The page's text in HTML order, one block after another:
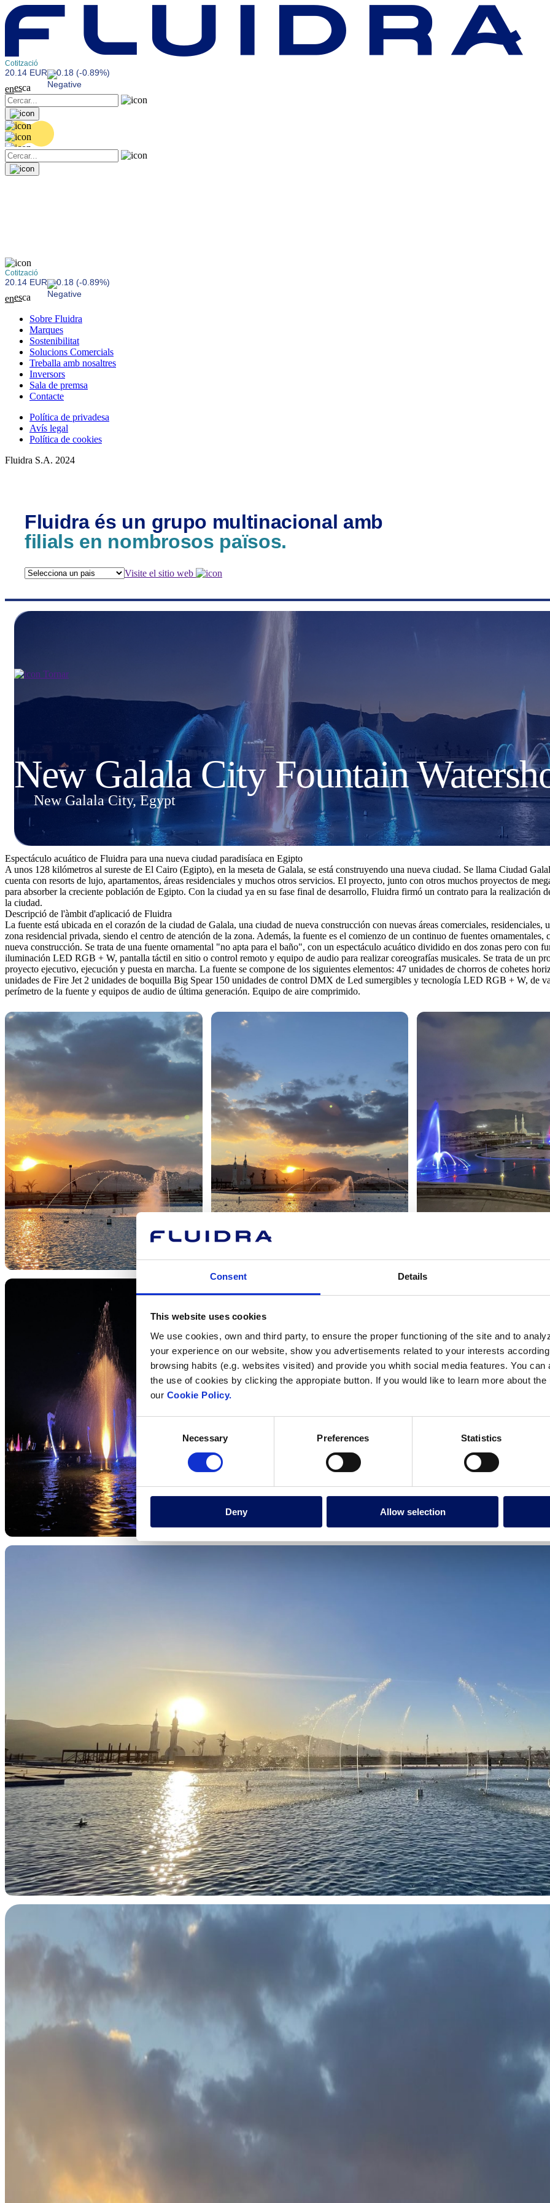
Consent Details
This website uses cookies
We use cookies, own and third party, to ensure the proper functioning of the site and to
your experience on our website, show you advertisements related to your interests
browsing habits (e.g. websites visited) and provide you whith social media features. You
the use of cookies by clicking the appropiate button. If you would like to learn more about
our Cookie Policy.
Selection
Necessary Preferences Statistics
Deny Allow selection
Cotització
20.14 EUR -0.18 (-0.89%)
enesca
Cotització
20.14 EUR -0.18 (-0.89%)
enesca
Sobre Fluidra
Marques
Sostenibilitat
Solucions Comercials
Treballa amb nosaltres
Inversors
Sala de premsa
Contacte
Política de privadesa
Avís legal
Política de cookies
Fluidra S.A. 2024
Fluidra és un grupo multinacional amb
filials en nombrosos països.
Visite el sitio web
Tornar
New Galala City Fountain
New Galala City, Egypt
Espectáculo acuático de Fluidra para una nueva ciudad paradisíaca en Egipto
A unos 128 kilómetros al sureste de El Cairo (Egipto), en la meseta de Galala, se está construyendo una nueva ciudad. Se llama Ciudad
cuenta con resorts de lujo, apartamentos, áreas residenciales y muchos otros servicios. El proyecto, junto con otros muchos proyectos de
para absorber la creciente población de Egipto. Con la ciudad ya en su fase final de desarrollo, Fluidra firmó un contrato para la realización
la ciudad.
Descripció de l'àmbit d'aplicació de Fluidra
La fuente está ubicada en el corazón de la ciudad de Galala, una ciudad de nueva construcción con nuevas áreas comerciales, residenciales,
zona residencial privada, siendo el centro de atención de la zona. Además, la fuente es el comienzo de un continuo de fuentes
nueva construcción. Se trata de una fuente ornamental "no apta para el baño", con un espectáculo acuático dividido en dos zonas pero
iluminación LED RGB + W, pantalla táctil en sitio o control remoto y equipo de audio para realizar coreografías musicales. Se trata de un
proyecto ejecutivo, ejecución y puesta en marcha. La fuente se compone de los siguientes elementos: 47 unidades de chorros de cohetes
unidades de Fire Jet 2 unidades de boquilla Big Spear 150 unidades de control DMX de Led sumergibles y tecnología LED RGB + W, de
perímetro de la fuente y equipos de audio de última generación. Equipo de aire comprimido.